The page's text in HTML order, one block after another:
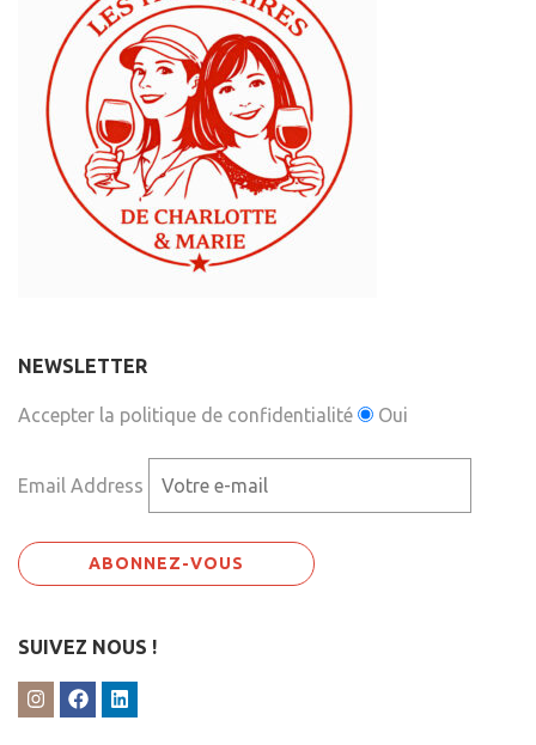
NEWSLETTER
Accepter la politique de confidentialité Oui
Email Address
SUIVEZ NOUS !